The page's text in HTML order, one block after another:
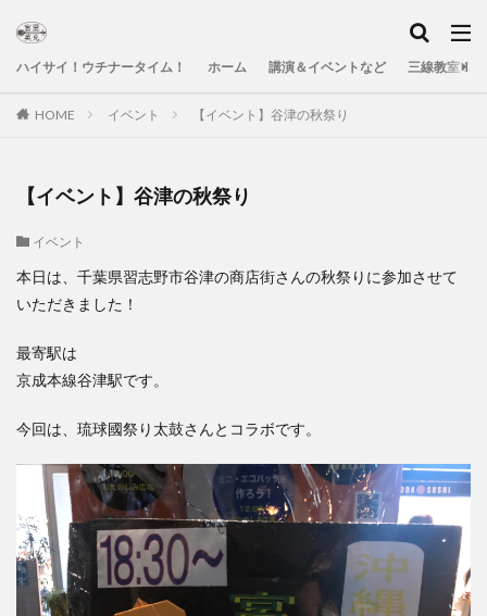
ハイサイ！ウチナータイム！ ホーム 講演＆イベントなど 三線教室＆
HOME イベント 【イベント】谷津の秋祭り
【イベント】谷津の秋祭り
イベント
本日は、千葉県習志野市谷津の商店街さんの秋祭りに参加させて
いただきました！
最寄駅は
京成本線谷津駅です。
今回は、琉球國祭り太鼓さんとコラボです。